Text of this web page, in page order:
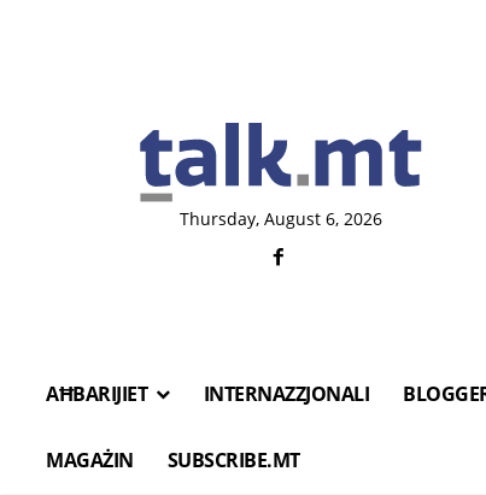
Thursday, August 6, 2026
AĦBARIJIET INTERNAZZJONALI
MAGAŻIN SUBSCRIBE.MT